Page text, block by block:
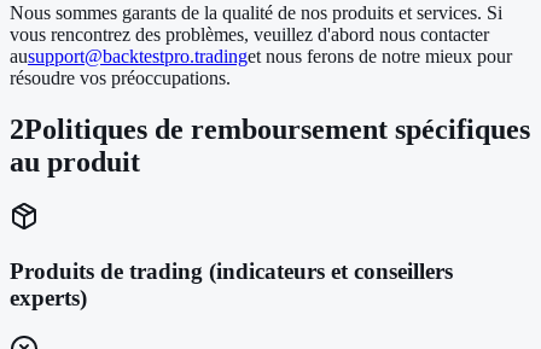
Nous sommes garants de la qualité de nos produits et services. Si
vous rencontrez des problèmes, veuillez d'abord nous contacter
ausupport@backtestpro.tradinget nous ferons de notre mieux pour
résoudre vos préoccupations.
2Politiques de remboursement spécifiques
au produit
Produits de trading (indicateurs et conseillers
experts)